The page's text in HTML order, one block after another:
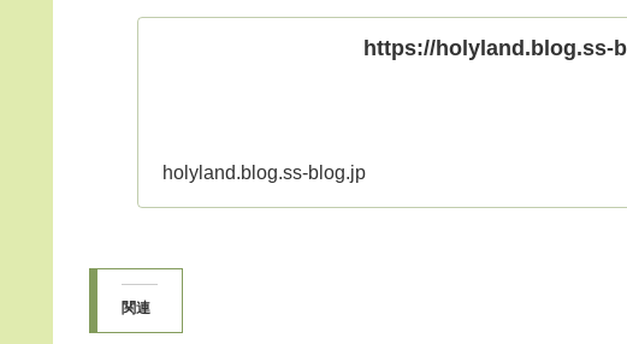
https://holyland.blog.ss-
holyland.blog.ss-blog.jp
関連